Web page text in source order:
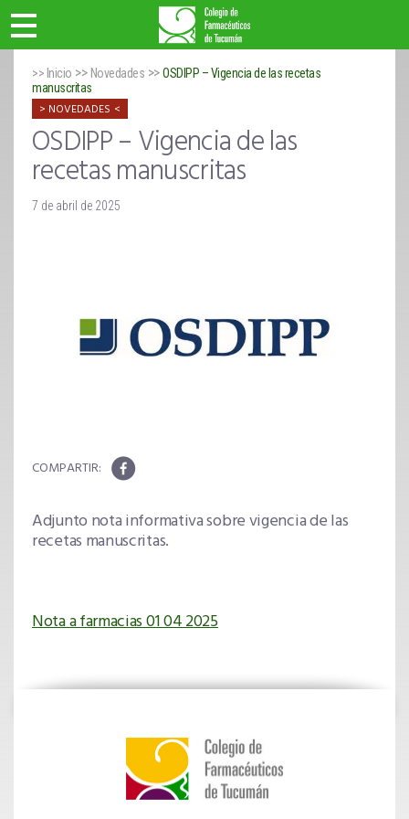
>> Inicio >> Novedades >>OSDIPP – Vigencia de las recetas
manuscritas
NOVEDADES
OSDIPP – Vigencia de las
recetas manuscritas
7 de abril de 2025
Adjunto nota informativa sobre vigencia de las
recetas manuscritas.
Nota a farmacias 01 04 2025